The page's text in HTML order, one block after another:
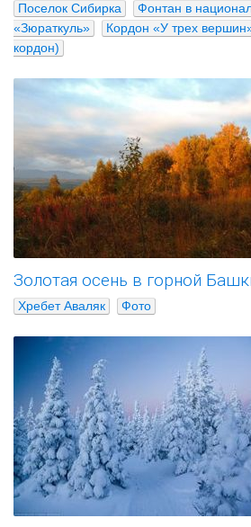
Поселок Сибирка
Фонтан в
«Зюраткуль»
Кордон «У трех
кордон)
Золотая осень в горной
Хребет Аваляк Фото